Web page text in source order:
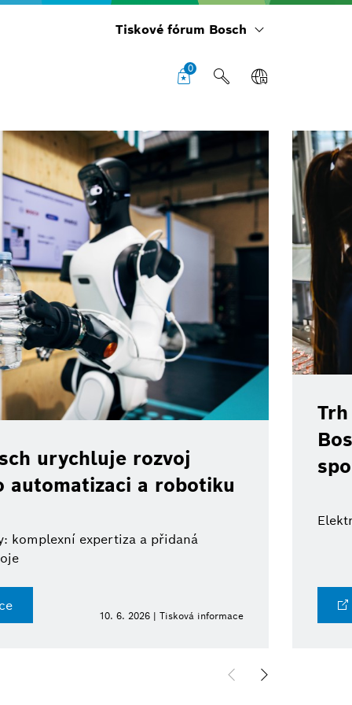
Tiskové fórum Bosch
0
urychluje rozvoj
automatizaci a robotiku
komplexní expertiza a přidaná
10. 6. 2026 | Tisková informace